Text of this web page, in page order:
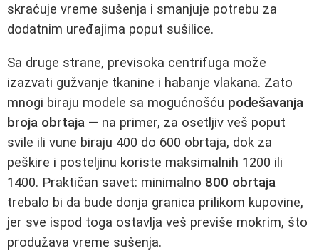
skraćuje vreme sušenja i smanjuje potrebu za
dodatnim uređajima poput sušilice.
Sa druge strane, previsoka centrifuga može
izazvati gužvanje tkanine i habanje vlakana. Zato
mnogi biraju modele sa mogućnošću podešavanja
broja obrtaja — na primer, za osetljiv veš poput
svile ili vune biraju 400 do 600 obrtaja, dok za
peškire i posteljinu koriste maksimalnih 1200 ili
1400. Praktičan savet: minimalno 800 obrtaja
trebalo bi da bude donja granica prilikom kupovine,
jer sve ispod toga ostavlja veš previše mokrim, što
produžava vreme sušenja.